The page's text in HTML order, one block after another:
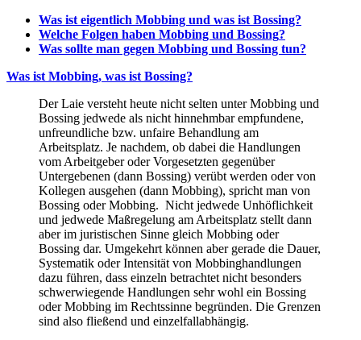
Was ist eigentlich Mobbing und was ist Bossing?
Welche Folgen haben Mobbing und Bossing?
Was sollte man gegen Mobbing und Bossing tun?
Was ist Mobbing, was ist Bossing?
Der Laie versteht heute nicht selten unter Mobbing und
Bossing jedwede als nicht hinnehmbar empfundene,
unfreundliche bzw. unfaire Behandlung am
Arbeitsplatz. Je nachdem, ob dabei die Handlungen
vom Arbeitgeber oder Vorgesetzten gegenüber
Untergebenen (dann Bossing) verübt werden oder von
Kollegen ausgehen (dann Mobbing), spricht man von
Bossing oder Mobbing. Nicht jedwede Unhöflichkeit
und jedwede Maßregelung am Arbeitsplatz stellt dann
aber im juristischen Sinne gleich Mobbing oder
Bossing dar. Umgekehrt können aber gerade die Dauer,
Systematik oder Intensität von Mobbinghandlungen
dazu führen, dass einzeln betrachtet nicht besonders
schwerwiegende Handlungen sehr wohl ein Bossing
oder Mobbing im Rechtssinne begründen. Die Grenzen
sind also fließend und einzelfallabhängig.